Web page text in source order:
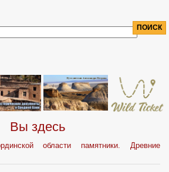
Вы здесь
области памятники. Древние